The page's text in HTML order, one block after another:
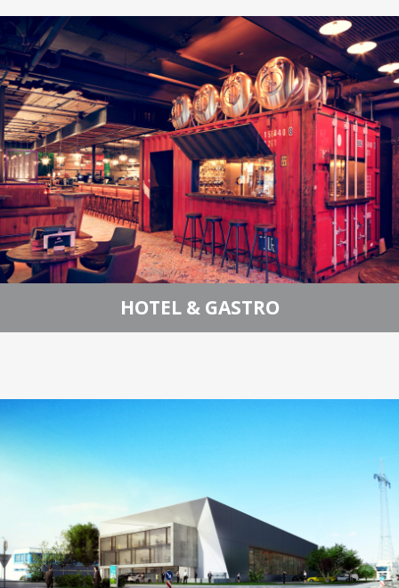
HOTEL & GASTRO